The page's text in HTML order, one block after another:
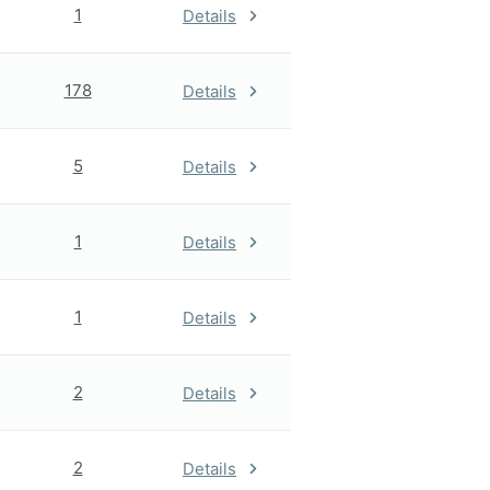
1 Details
178 Details
5 Details
1 Details
1 Details
2 Details
2 Details